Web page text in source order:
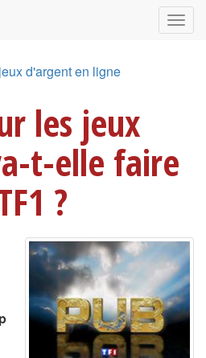
d'argent en ligne
les jeux
t-elle faire
?